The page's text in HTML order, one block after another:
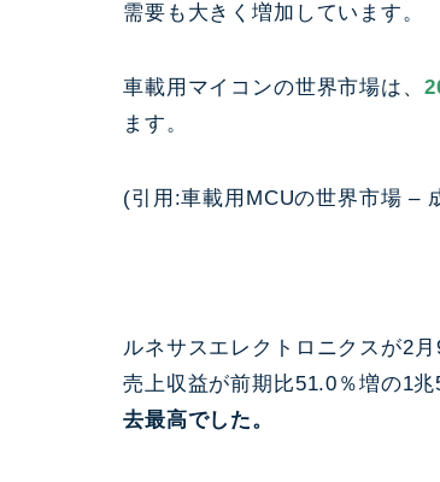
需要も大きく増加しています。
車載用マイコンの世界市場は、
ます。
(引用:車載用MCUの世界市場 –
ルネサスエレクトロニクスが2
売上収益が前期比51.0％増の1
去最高でした。